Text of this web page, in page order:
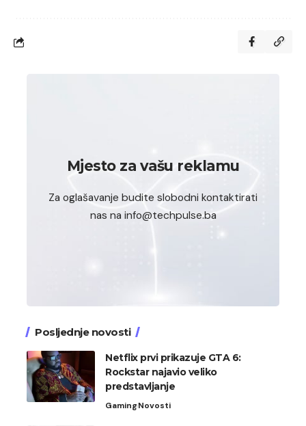
Mjesto za vašu reklamu
Za oglašavanje budite slobodni kontaktirati
nas na info@techpulse.ba
Posljednje novosti
Netflix prvi prikazuje GTA 6:
Rockstar najavio veliko
predstavljanje
GamingNovosti